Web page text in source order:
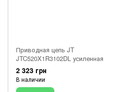
Приводная цепь JT
JTC520X1R3102DL усиленная
2 323 грн
В наличии